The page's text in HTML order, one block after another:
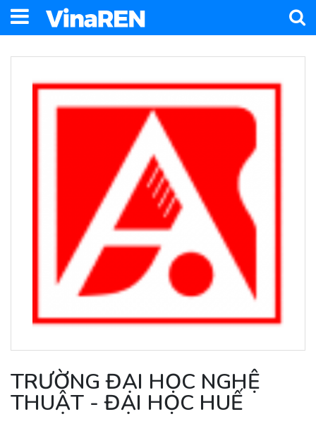
TRƯỜNG ĐẠI HỌC NGHỆ
THUẬT - ĐẠI HỌC HUẾ